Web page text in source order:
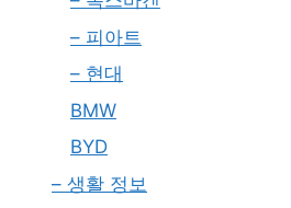
– 피아트
– 현대
BMW
BYD
– 생활 정보